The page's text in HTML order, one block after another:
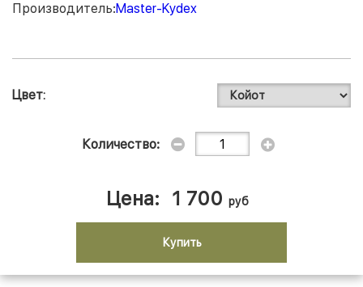
Производитель:Master-Kydex
Цвет
Количество:
Цена: 1 700 руб
Купить